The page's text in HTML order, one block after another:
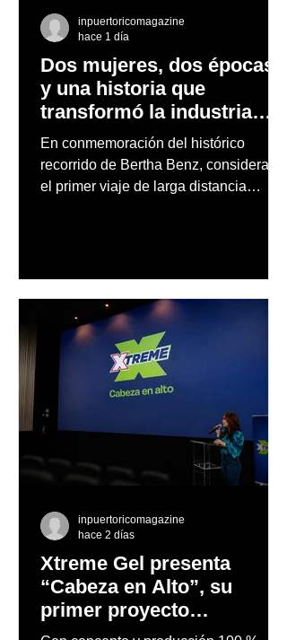
Dos mujeres, dos épocas
y una historia que
transformó la industria
automotriz
En conmemoración del histórico
recorrido de Bertha Benz, considerado
el primer viaje de larga distancia
inpuertoricomagazine
hace 1 día
Xtreme Gel presenta
“Cabeza en Alto”, su
primer proyecto
audiovisual concebido y
inpuertoricomagazine
hace 2 días